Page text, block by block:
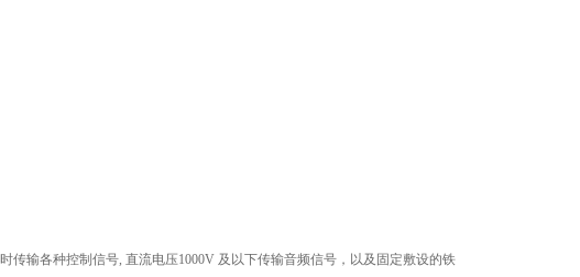
传输各种控制信号, 直流电压1000V 及以下传输音频信号，以及固定敷设的铁